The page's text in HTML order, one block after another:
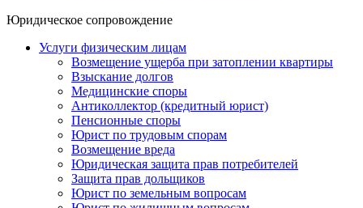
Юридическое сопровождение
Услуги физическим лицам
Возмещение ущерба при затоплении квартиры
Взыскание долгов
Медицинские споры
Антиколлектор (кредитный юрист)
Пенсионные споры
Юрист по трудовым спорам
Возмещение вреда
Юридическая защита прав потребителей
Защита прав дольщиков
Юрист по земельным вопросам